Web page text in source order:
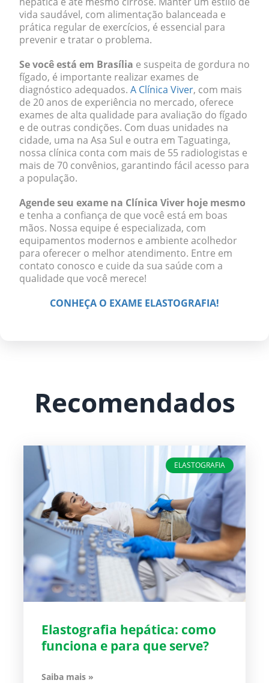
vida saudável, com alimentação balanceada e
prática regular de exercícios, é essencial para
prevenir e tratar o problema.
Se você está em Brasília e suspeita de gordura no
fígado, é importante realizar exames de
diagnóstico adequados. A Clínica Viver, com mais
de 20 anos de experiência no mercado, oferece
exames de alta qualidade para avaliação do fígado
e de outras condições. Com duas unidades na
cidade, uma na Asa Sul e outra em Taguatinga,
nossa clínica conta com mais de 55 radiologistas e
mais de 70 convênios, garantindo fácil acesso para
a população.
Agende seu exame na Clínica Viver hoje mesmo
e tenha a confiança de que você está em boas
mãos. Nossa equipe é especializada, com
equipamentos modernos e ambiente acolhedor
para oferecer o melhor atendimento. Entre em
contato conosco e cuide da sua saúde com a
qualidade que você merece!
CONHEÇA O EXAME ELASTOGRAFIA!
Recomendados
ELASTOGRAFIA
Elastografia hepática: como
funciona e para que serve?
Saiba mais »